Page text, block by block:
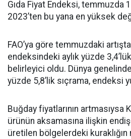
Gıda Fiyat Endeksi, temmuzda
2023’ten bu yana en yüksek
FAO’ya göre temmuzdaki
endeksindeki aylık yüzde
belirleyici oldu. Dünya
yüzde 5,8’lik sıçrama, endeksi
Buğday fiyatlarının artmasıysa
ürünün aksamasına ilişkin
üretilen bölgelerdeki